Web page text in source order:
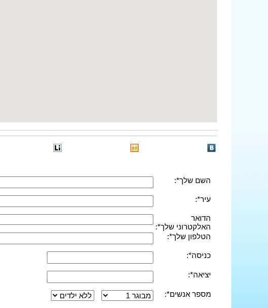
השם שלך*:
עיר*:
הדואר
האלקטרוני שלך*:
הטלפון שלך*:
כניסה*:
יציאה*:
מספר אנשים*: